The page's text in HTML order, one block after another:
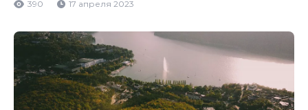
390 17 апреля 2023